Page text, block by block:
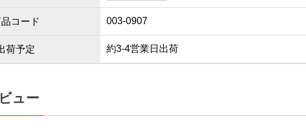
コード 003-0907
荷予定 約3-4営業日出荷
ュー